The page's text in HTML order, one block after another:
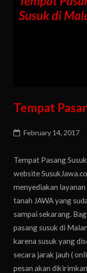
Tempat
February 14, 2017
Tempat Pasang
website
menyediakan
tanah JAWA yang
sampai sekarang.
pasang susuk di
karena susuk yang
secara jarak jauh (
pesan akan